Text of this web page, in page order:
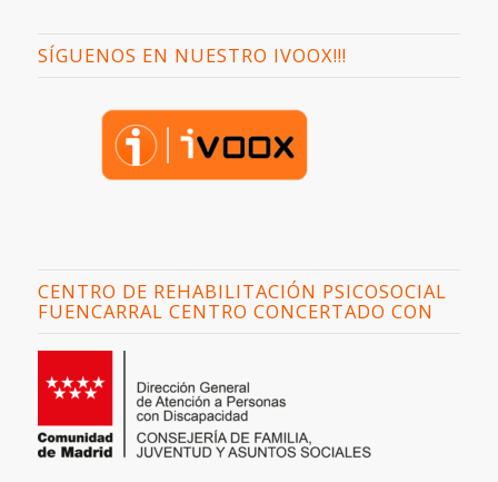
SÍGUENOS EN NUESTRO IVOOX!!!
CENTRO DE REHABILITACIÓN PSICOSOCIAL
FUENCARRAL CENTRO CONCERTADO CON